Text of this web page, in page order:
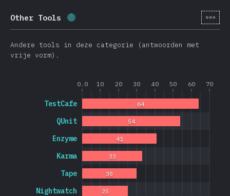
Other Tools Voltooiingspercentage: 403)
[nl-
Andere tools in deze categorie (antwoorden met
vrije vorm).
0.0 10 20 30 40 50 60 70
Nightwatch
Tape
Karma
Enzyme
QUnit
TestCafe
25
30
33
41
54
64